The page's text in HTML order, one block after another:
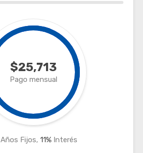
$25,713
Pago mensual
Años Fijos, 11%Interés